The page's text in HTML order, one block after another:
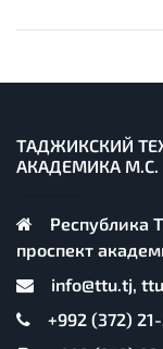
ТАДЖИКСКИЙ
АКАДЕМИКА
Республика
проспект
info@ttu.tj,
+992 (372) 21-